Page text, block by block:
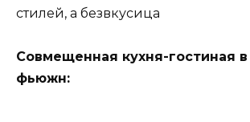
стилей, а безвкусица
Совмещенная кухня-гостиная
фьюжн: